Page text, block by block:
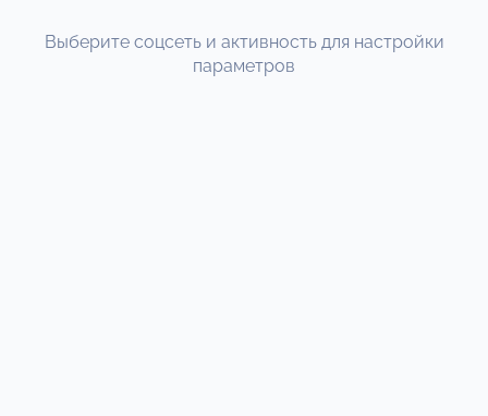
Выберите соцсеть и активность для настройки
параметров